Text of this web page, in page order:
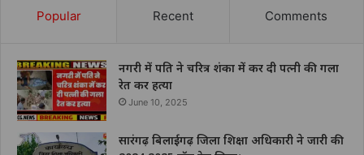
Popular Recent Comments
नगरी में पति ने चरित्र शंका में कर दी पत्नी की गला
रेत कर हत्या
June 10, 2025
सारंगढ़ बिलाईगढ़ जिला शिक्षा अधिकारी ने जारी की